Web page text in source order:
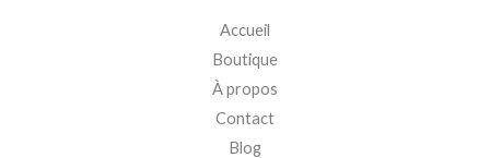
Accueil
Boutique
À propos
Contact
Blog